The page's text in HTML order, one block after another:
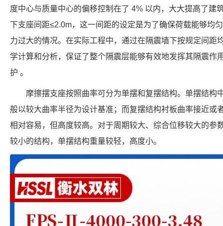
度中心与质量中心的偏移控制在了 4% 以内，大大提高了建
下支座间距≤2.0m，这一间距的设定是为了确保荷载能够均
力过大的情况。在实际工程中，通过在隔震墙下按规定间距
学计算和分析，保证了整个隔震层能够有效地发挥其隔震作
护 。
摩擦摆支座按照曲率可分为单摆和复摆结构。单摆结构
般以较大曲率半径为设计基准；而复摆结构衬板曲率接近或
相对容易，但高度较高。对于周期较大、综合位移较大的参
较小的结构，单摆结构重量较轻，高度小。